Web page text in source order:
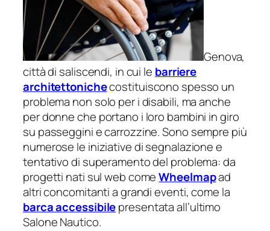
Genova,
città di saliscendi, in cui le barriere
architettonichecostituiscono spesso un
problema non solo per i disabili, ma anche
per donne che portano i loro bambini in giro
su passeggini e carrozzine. Sono sempre più
numerose le iniziative di segnalazione e
tentativo di superamento del problema: da
progetti nati sul web comeWheelmapad
altri concomitanti a grandi eventi, come la
barca accessibilepresentata all’ultimo
Salone Nautico.